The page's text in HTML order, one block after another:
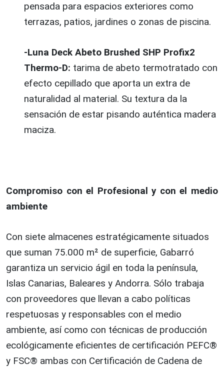
pensada para espacios exteriores como
terrazas, patios, jardines o zonas de piscina.
-Luna Deck Abeto Brushed SHP Profix2
Thermo-D: tarima de abeto termotratado con
efecto cepillado que aporta un extra de
naturalidad al material. Su textura da la
sensación de estar pisando auténtica madera
maciza.
Compromiso con el Profesional y con el medio
ambiente
Con siete almacenes estratégicamente situados
que suman 75.000 m² de superficie, Gabarró
garantiza un servicio ágil en toda la península,
Islas Canarias, Baleares y Andorra. Sólo trabaja
con proveedores que llevan a cabo políticas
respetuosas y responsables con el medio
ambiente, así como con técnicas de producción
ecológicamente eficientes de certificación PEFC®
y FSC® ambas con Certificación de Cadena de